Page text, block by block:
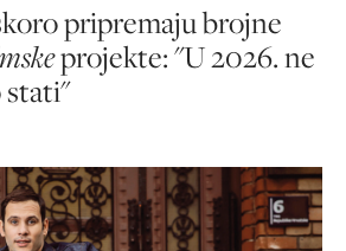
pripremaju brojne
projekte: "U 2026. ne
stati"